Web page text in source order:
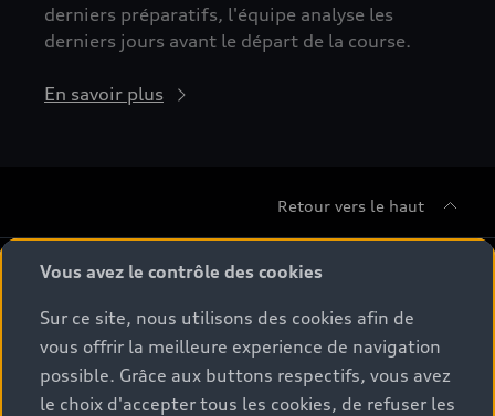
derniers préparatifs, l'équipe analyse les
derniers jours avant le départ de la course.
En savoir plus
Retour vers le haut
Gamme
Tous les modèles
Comparer les modèles
Conseil & achat
Offres du moment
Service & Accessoires
Vous avez le contrôle des cookies
Sur ce site, nous utilisons des cookies afin de
vous offrir la meilleure experience de navigation
possible. Grâce aux buttons respectifs, vous avez
le choix d'accepter tous les cookies, de refuser les